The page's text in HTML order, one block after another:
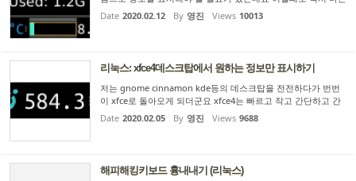
플러그인 사용할 필요 없이 generic monitor plugin을 사용할
수 있더군요 메모리상황을 보여주는 것을 한번 예를 들어 볼게요
Date 2020.02.12 By 영진 Views 10013
리눅스: xfce4데스크탑에서 원하는 정보만 표시하기
저는 gnome cinnamon kde등의 데스크탑을 전전하다가 번번
이 xfce로 돌아오게 되더군요 xfce4는 빠르고 작고 간단하고 간
단하기에 버그가 덜하고 그렇습니다 정보를 띄워주기도하고 메
뉴도 나오는 태스크바를 자주 사용하게 되는데 이거 명칭이 x에
Date 2020.02.05 By 영진 Views 9688
해피해킹키보드 흉내내기 (리눅스)